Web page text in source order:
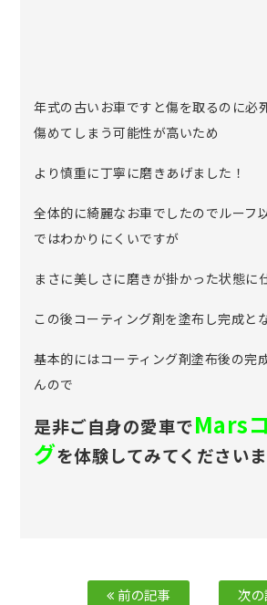
年式の古いお車ですと傷を取るのに必
傷めてしまう可能性が高いため
より慎重に丁寧に磨きあげました！
全体的に綺麗なお車でしたのでルーフ
ではわかりにくいですが
まさに美しさに磨きが掛かった状態に
この後コーティング剤を塗布し完成と
基本的にはコーティング剤塗布後の完
んので
是非ご自身の愛車でMars
グを体験してみてください
前の記事 次